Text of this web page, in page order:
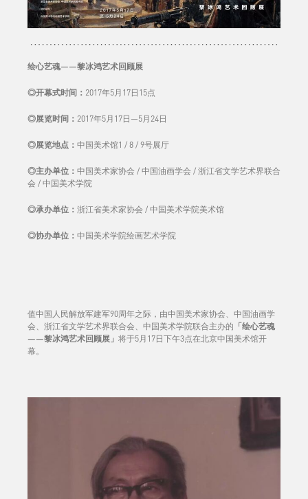
绘心艺魂——黎冰鸿艺术回顾展
◎开幕式时间 ： 2017年5月17日15点
◎展览时间 ： 2017年5月17日—5月24日
◎展览地点： 中国美术馆1 / 8 / 9号展厅
◎主办单位： 中国美术家协会 / 中国油画学会 / 浙江省文学艺术界联合
会 / 中国美术学院
◎承办单位： 浙江省美术家协会 / 中国美术学院美术馆
◎协办单位： 中国美术学院绘画艺术学院
值中国人民解放军建军90周年之际，由中国美术家协会、中国油画学
会、浙江省文学艺术界联合会、中国美术学院联合主办的 「绘心艺魂
——黎冰鸿艺术回顾展」 将于5月17日下午3点在北京中国美术馆开
幕。